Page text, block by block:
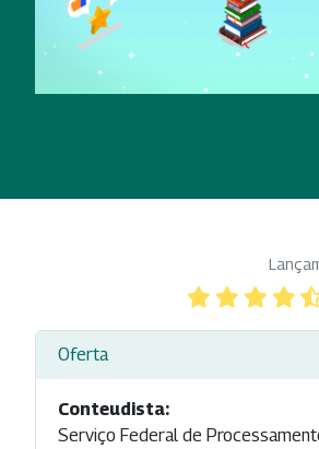
Oferta
Conteudista:
Serviço Federal de